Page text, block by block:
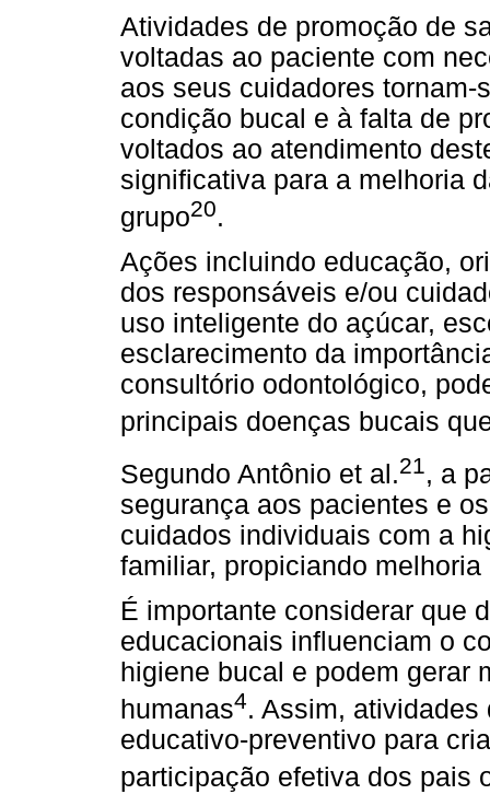
Atividades de promoção de
voltadas ao paciente com
aos seus cuidadores
condição bucal e à falta de
voltados ao atendimento
significativa para a melhoria
grupo20.
Ações incluindo educação,
dos responsáveis e/ou
uso inteligente do açúcar,
esclarecimento da
consultório odontológico,
principais doenças bucais
Segundo Antônio et al.21 , a
segurança aos pacientes e
cuidados individuais com a
familiar, propiciando
É importante considerar que
educacionais influenciam o
higiene bucal e podem gerar
humanas4. Assim,
educativo-preventivo para
participação efetiva dos pais